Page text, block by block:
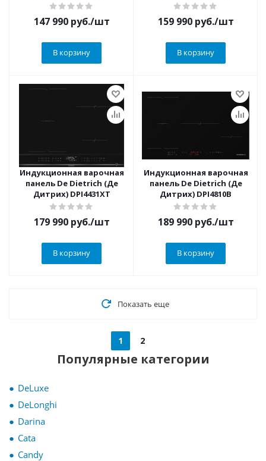
147 990руб./шт
В корзину
159 990руб./шт
В корзину
Индукционная варочная
панель De Dietrich (Де
Дитрих) DPI4431XT
179 990руб./шт
В корзину
Индукционная варочная
панель De Dietrich (Де
Дитрих) DPI4810B
189 990руб./шт
В корзину
Показать еще
1 2
Популярные категории
DeLuxe
DeLonghi
Darina
Cata
Candy